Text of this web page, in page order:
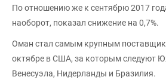
По отношению же к сентябрю 2017
наоборот, показал снижение на 0,7%.
Оман стал самым крупным
октябре в США, за которым следуют
Венесуэла, Нидерланды и Бразилия.